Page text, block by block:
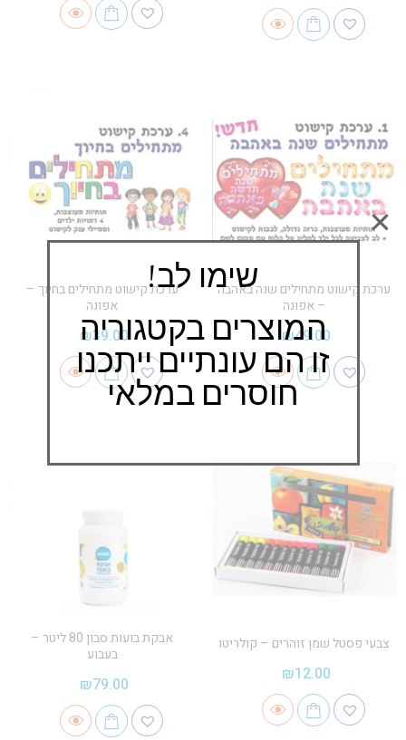
ערכת קישוט מתחילים שנה באהבה
– אפונה
₪49.00
ערכת קישוט מתחילים בחיוך –
אפונה
₪39.00
צבעי פסטל שמן זוהרים – קולריטו
₪12.00
אבקת בועות סבון 80 ליטר –
בעבוע
₪79.00
שימו לב!
המוצרים בקטגוריה
זו הם עונתיים ייתכנו
חוסרים במלאי